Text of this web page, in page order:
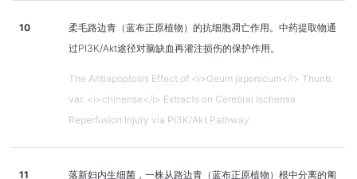
10
柔毛路边青（蓝布正原植物）的抗细胞凋亡作用。中药提取物通
过PI3K/Akt途径对脑缺血再灌注损伤的保护作用。
The Antiapoptosis Effect of <i>Geum japonicum</i> Thunb.
var. <i>chinense</i> Extracts on Cerebral Ischemia
Reperfusion Injury via PI3K/Akt Pathway.
11
落新妇内生细菌，一株从路边青（蓝布正原植物）根中分离的匍